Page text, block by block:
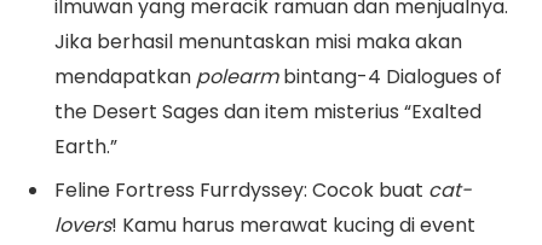
ilmuwan yang meracik ramuan dan menjualnya.
Jika berhasil menuntaskan misi maka akan
mendapatkan polearmbintang-4 Dialogues of
the Desert Sages dan item misterius “Exalted
Earth.”
Feline Fortress Furrdyssey: Cocok buat cat-
lovers! Kamu harus merawat kucing di event